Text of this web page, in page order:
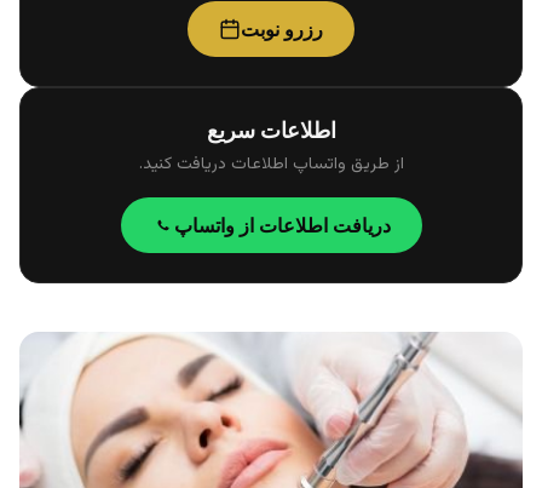
رزرو نوبت
اطلاعات سریع
از طریق واتساپ اطلاعات دریافت کنید.
دریافت اطلاعات از واتساپ